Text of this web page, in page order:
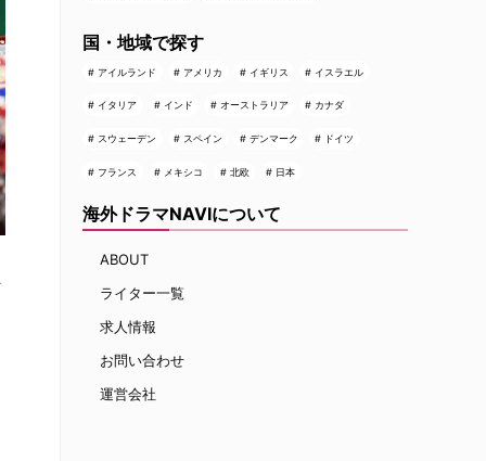
国・地域で探す
アイルランド アメリカ イギリス イスラエル
イタリア インド オーストラリア カナダ
スウェーデン スペイン デンマーク ドイツ
フランス メキシコ 北欧 日本
海外ドラマNAVIについて
ABOUT
ライター一覧
求人情報
お問い合わせ
運営会社